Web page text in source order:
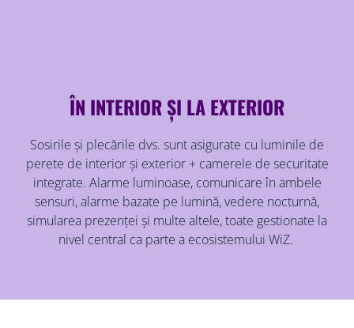
ÎN INTERIOR ȘI LA EXTERIOR
Sosirile și plecările dvs. sunt asigurate cu luminile de
perete de interior și exterior + camerele de securitate
integrate. Alarme luminoase, comunicare în ambele
sensuri, alarme bazate pe lumină, vedere nocturnă,
simularea prezenței și multe altele, toate gestionate la
nivel central ca parte a ecosistemului WiZ.